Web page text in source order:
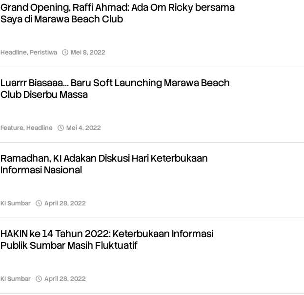
Grand Opening, Raffi Ahmad: Ada Om Ricky bersama
Saya di Marawa Beach Club
Headline,Peristiwa Mei 8, 2022
Luarrr Biasaaa… Baru Soft Launching Marawa Beach
Club Diserbu Massa
Feature,Headline Mei 4, 2022
Ramadhan, KI Adakan Diskusi Hari Keterbukaan
Informasi Nasional
KI Sumbar April 28, 2022
HAKIN ke 14 Tahun 2022: Keterbukaan Informasi
Publik Sumbar Masih Fluktuatif
KI Sumbar April 28, 2022